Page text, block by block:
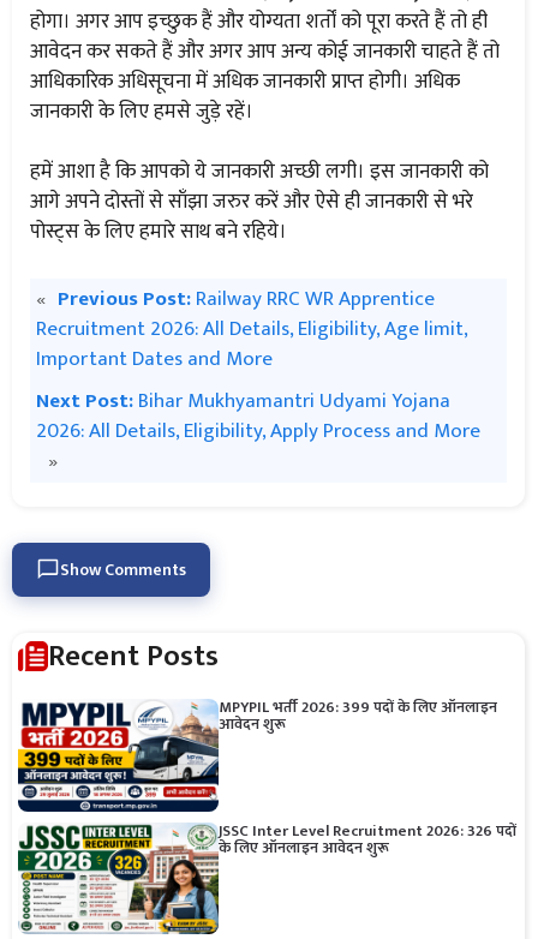
होगा। अगर आप इच्छुक हैं और योग्यता शर्तों को पूरा करते हैं तो ही
आवेदन कर सकते हैं और अगर आप अन्य कोई जानकारी चाहते हैं तो
आधिकारिक अधिसूचना में अधिक जानकारी प्राप्त होगी। अधिक
जानकारी के लिए हमसे जुड़े रहें।
हमें आशा है कि आपको ये जानकारी अच्छी लगी। इस जानकारी को
आगे अपने दोस्तों से साँझा जरुर करें और ऐसे ही जानकारी से भरे
पोस्ट्स के लिए हमारे साथ बने रहिये।
« Previous Post:Railway RRC WR Apprentice
Recruitment 2026: All Details, Eligibility, Age limit,
Important Dates and More
Next Post:Bihar Mukhyamantri Udyami Yojana
2026: All Details, Eligibility, Apply Process and More
»
Show Comments
Recent Posts
MPYPIL भर्ती 2026: 399 पदों के लिए ऑनलाइन
आवेदन शुरू
JSSC Inter Level Recruitment 2026: 326 पदों
के लिए ऑनलाइन आवेदन शुरू